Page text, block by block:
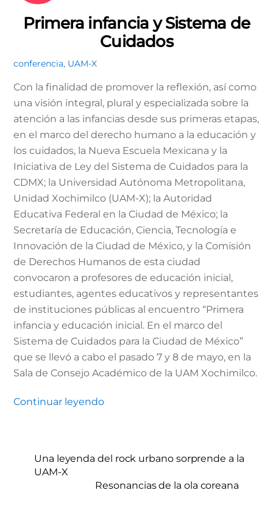
Primera infancia y Sistema de
Cuidados
conferencia, UAM-X
Con la finalidad de promover la reflexión, así como
una visión integral, plural y especializada sobre la
atención a las infancias desde sus primeras etapas,
en el marco del derecho humano a la educación y
los cuidados, la Nueva Escuela Mexicana y la
Iniciativa de Ley del Sistema de Cuidados para la
CDMX; la Universidad Autónoma Metropolitana,
Unidad Xochimilco (UAM-X); la Autoridad
Educativa Federal en la Ciudad de México; la
Secretaría de Educación, Ciencia, Tecnología e
Innovación de la Ciudad de México, y la Comisión
de Derechos Humanos de esta ciudad
convocaron a profesores de educación inicial,
estudiantes, agentes educativos y representantes
de instituciones públicas al encuentro “Primera
infancia y educación inicial. En el marco del
Sistema de Cuidados para la Ciudad de México”
que se llevó a cabo el pasado 7 y 8 de mayo, en la
Sala de Consejo Académico de la UAM Xochimilco.
Continuar leyendo
Una leyenda del rock urbano sorprende a la
UAM-X
Resonancias de la ola coreana